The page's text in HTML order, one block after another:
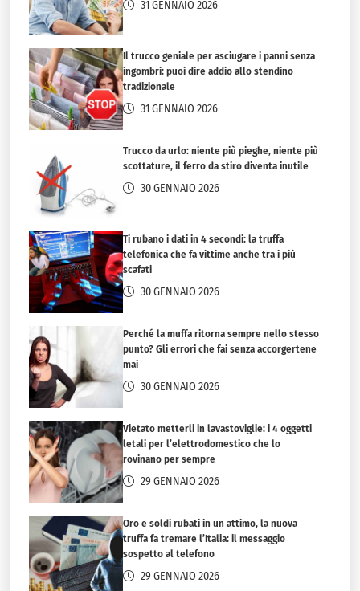
31 GENNAIO 2026
Il trucco geniale per asciugare i panni senza
ingombri: puoi dire addio allo stendino
tradizionale
31 GENNAIO 2026
Trucco da urlo: niente più pieghe, niente più
scottature, il ferro da stiro diventa inutile
30 GENNAIO 2026
Ti rubano i dati in 4 secondi: la truffa
telefonica che fa vittime anche tra i più
scafati
30 GENNAIO 2026
Perché la muffa ritorna sempre nello stesso
punto? Gli errori che fai senza accorgertene
mai
30 GENNAIO 2026
Vietato metterli in lavastoviglie: i 4 oggetti
letali per l’elettrodomestico che lo
rovinano per sempre
29 GENNAIO 2026
Oro e soldi rubati in un attimo, la nuova
truffa fa tremare l’Italia: il messaggio
sospetto al telefono
29 GENNAIO 2026